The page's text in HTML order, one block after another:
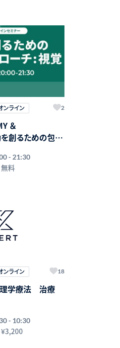
ンライン 2
＆
るための包括
- 21:30
無料
ンライン 18
理学療法 治療
- 10:30
¥3,200